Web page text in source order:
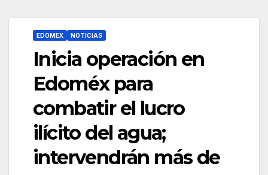
EDOMEX NOTICIAS
Inicia operación en
Edoméx para
combatir el lucro
ilícito del agua;
intervendrán más de